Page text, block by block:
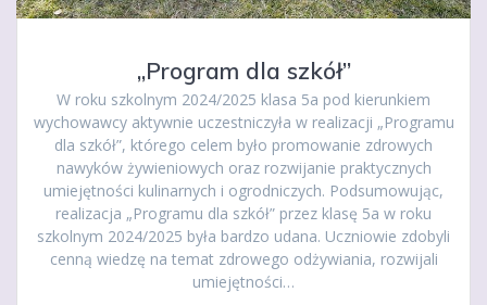
„Program dla szkół”
W roku szkolnym 2024/2025 klasa 5a pod kierunkiem
wychowawcy aktywnie uczestniczyła w realizacji „Programu
dla szkół”, którego celem było promowanie zdrowych
nawyków żywieniowych oraz rozwijanie praktycznych
umiejętności kulinarnych i ogrodniczych. Podsumowując,
realizacja „Programu dla szkół” przez klasę 5a w roku
szkolnym 2024/2025 była bardzo udana. Uczniowie zdobyli
cenną wiedzę na temat zdrowego odżywiania, rozwijali
umiejętności…